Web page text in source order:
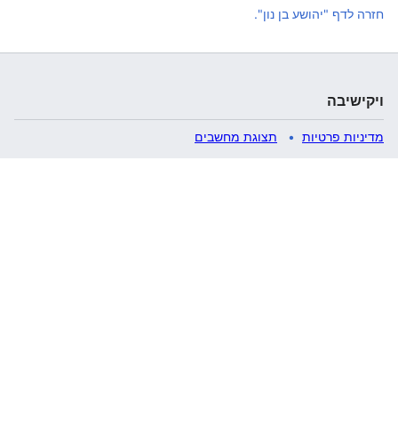
חזרה לדף "יהושע בן נון".
ויקישיבה
מדיניות פרטיות תצוגת מחשבים